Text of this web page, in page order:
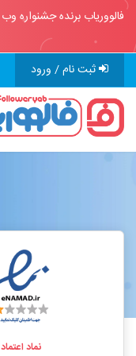
فالووریاب برنده جشنواره وب ۹۷ ، ۹۸ و ۱۴۰۰
ثبت نام / ورود
نماد اعتماد